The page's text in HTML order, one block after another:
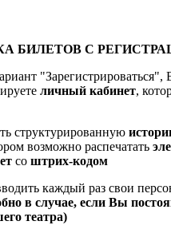
БИЛЕТОВ С
"Зарегистрироваться",
личный кабинет,
структурированную
возможно распечатать
со штрих-кодом
каждый раз свои
в случае, если Вы
театра)